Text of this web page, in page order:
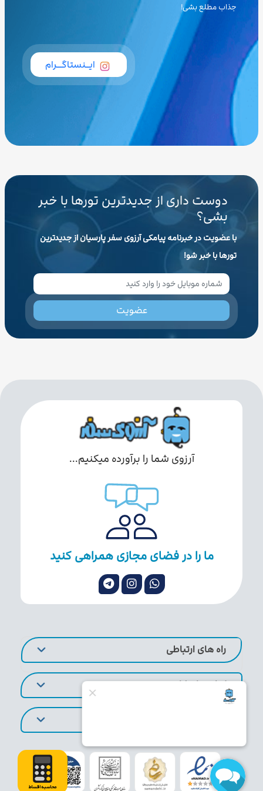
جذاب مطلع بشی!
ایــنستاگـــرام
دوست داری از جدیدترین تورها با خبر
بشی؟
با عضویت در خبرنامه پیامکی آرزوی سفر پارسیان از جدیدترین
تورها با خبر شو!
عضویت
آرزوی شما را برآورده میکنیم...
ما را در فضای مجازی همراهی کنید
راه های ارتباطی
لینک های کاربردی